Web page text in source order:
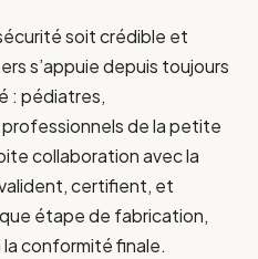
soit crédible et
s’appuie depuis toujours
: pédiatres,
de la petite
collaboration avec la
certifient, et
étape de fabrication,
conformité finale.